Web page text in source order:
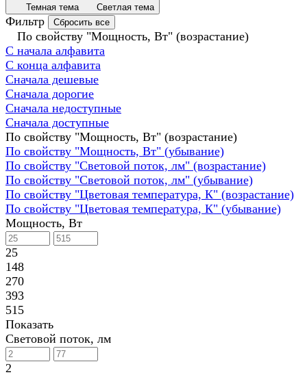
Темная тема Светлая тема
Фильтр Сбросить все
По свойству "Мощность, Вт" (возрастание)
С начала алфавита
С конца алфавита
Сначала дешевые
Сначала дорогие
Сначала недоступные
Сначала доступные
По свойству "Мощность, Вт" (возрастание)
По свойству "Мощность, Вт" (убывание)
По свойству "Световой поток, лм" (возрастание)
По свойству "Световой поток, лм" (убывание)
По свойству "Цветовая температура, К" (возрастание)
По свойству "Цветовая температура, К" (убывание)
Мощность, Вт
25
148
270
393
515
Показать
Световой поток, лм
2